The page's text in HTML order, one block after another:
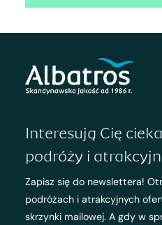
Interesują Cię
podróży i
Zapisz się do newslettera!
podróżach i atrakcyjnych
skrzynki mailowej. A gdy w